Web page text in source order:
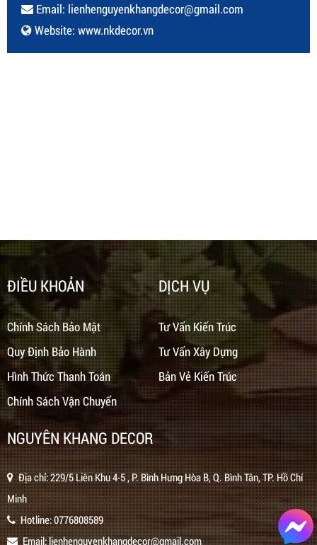
Email: lienhenguyenkhangdecor@gmail.com
Website: www.nkdecor.vn
ĐIỀU KHOẢN
Chính Sách Bảo Mật
Quy Định Bảo Hành
Hình Thức Thanh Toán
Chính Sách Vận Chuyển
DỊCH VỤ
Tư Vấn Kiến Trúc
Tư Vấn Xây Dựng
Bản Vẻ Kiến Trúc
NGUYÊN KHANG DECOR
Địa chỉ: 229/5 Liên Khu 4-5 , P. Bình Hưng Hòa B, Q. Bình Tân, TP. Hồ Chí
Minh
Hotline:0776808589
Email:lienhenguyenkhangdecor@gmail.com